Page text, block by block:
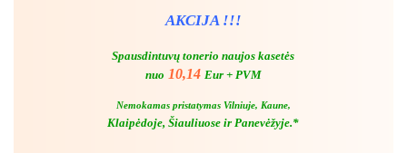
AKCIJA !!!
Spausdintuvų tonerio naujos kasetės
nuo 10,14 Eur + PVM
Nemokamas pristatymas Vilniuje, Kaune,
Klaipėdoje, Šiauliuose ir Panevėžyje.*